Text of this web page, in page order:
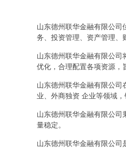
山东德州联华金融有限公司
务、投资管理、资产管理、
山东德州联华金融有限公
优化，合理配置各项资源，
山东德州联华金融有限公
业、外商独资 企业等领域
山东德州联华金融有限公司
量稳定。
山东德州联华金融有限公司